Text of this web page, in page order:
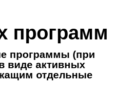
программ
программы (при
виде активных
отдельные